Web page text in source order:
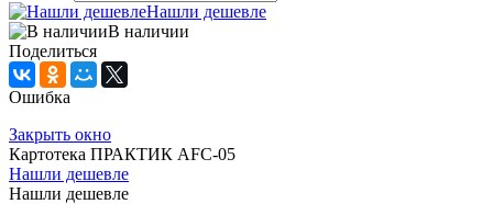
Нашли дешевле
В наличии
Поделиться
Ошибка
Закрыть окно
Картотека ПРАКТИК AFC-05
Нашли дешевле
Нашли дешевле